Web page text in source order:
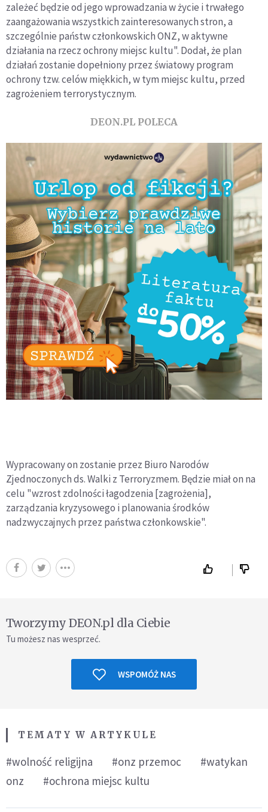
zależeć będzie od jego wprowadzania w życie i trwałego
zaangażowania wszystkich zainteresowanych stron, a
szczególnie państw członkowskich ONZ, w aktywne
działania na rzecz ochrony miejsc kultu". Dodał, że plan
działań zostanie dopełniony przez światowy program
ochrony tzw. celów miękkich, w tym miejsc kultu, przed
zagrożeniem terrorystycznym.
DEON.PL POLECA
Wypracowany on zostanie przez Biuro Narodów
Zjednoczonych ds. Walki z Terroryzmem. Będzie miał on na
celu "wzrost zdolności łagodzenia [zagrożenia],
zarządzania kryzysowego i planowania środków
nadzwyczajnych przez państwa członkowskie".
Tworzymy DEON.pl dla Ciebie
Tu możesz nas wesprzeć.
WSPOMÓŻ NAS
TEMATY W ARTYKULE
#wolność religijna #onz przemoc
#watykan
onz
#ochrona miejsc kultu